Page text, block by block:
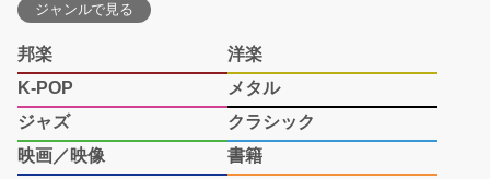
ジャンルで見る
邦楽
洋楽
K-POP
メタル
ジャズ
クラシック
映画／映像
書籍